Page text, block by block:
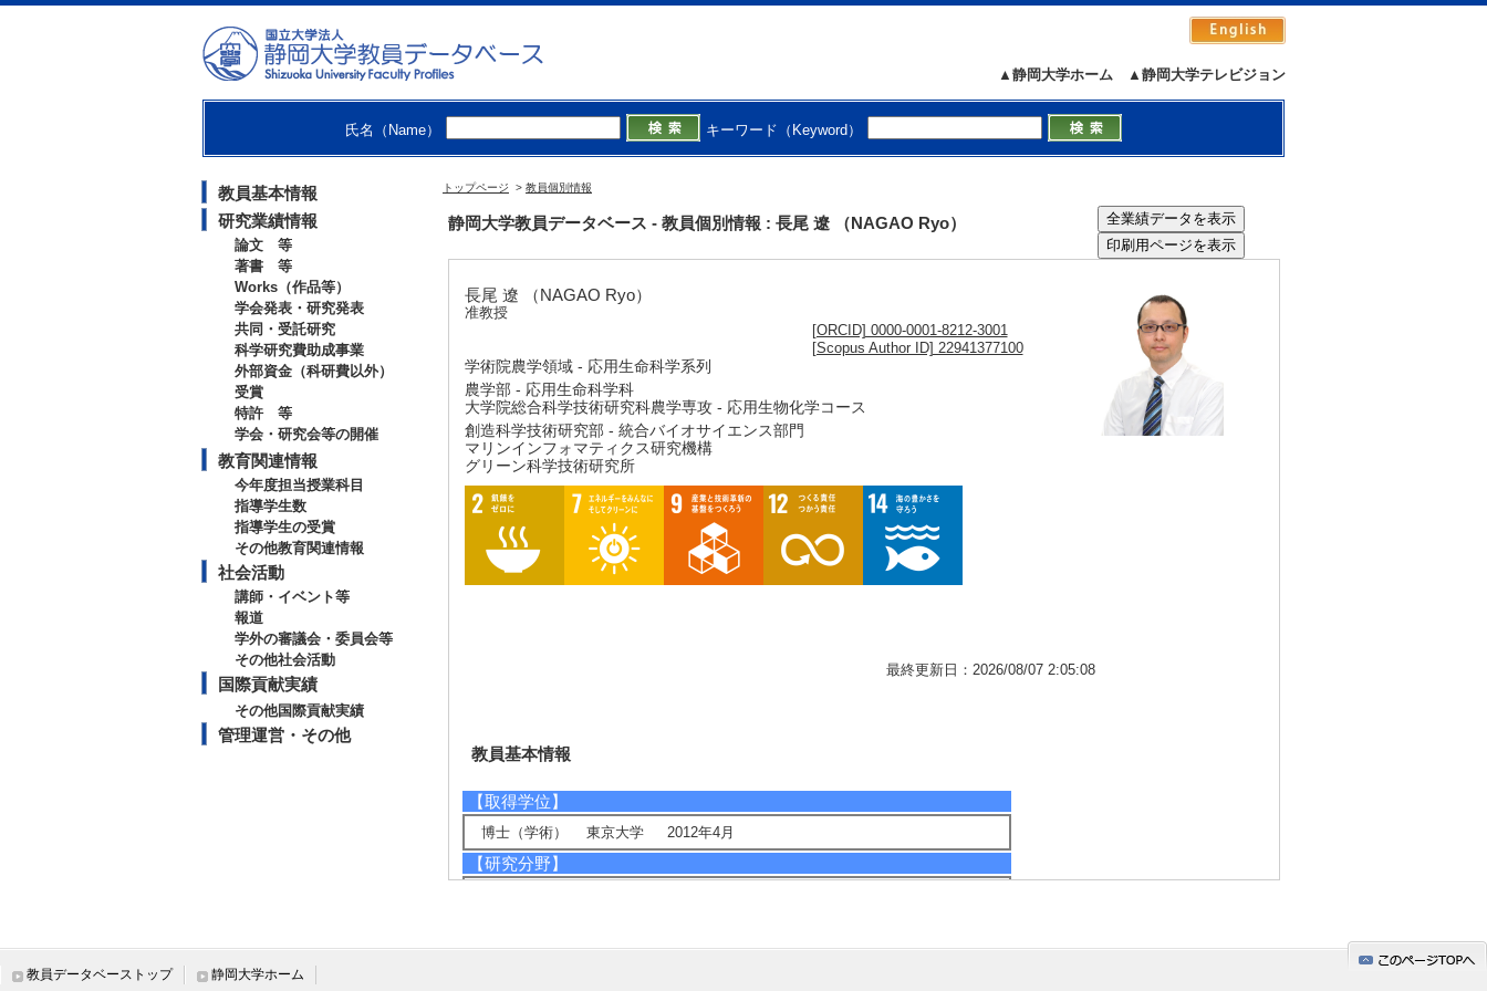
▲静岡大学テレビジョン
▲静岡大学ホーム
氏名（Name） キーワード（Keyword）
教員基本情報
研究業績情報
論文 等
著書 等
Works（作品等）
学会発表・研究発表
共同・受託研究
科学研究費助成事業
外部資金（科研費以外）
受賞
特許 等
学会・研究会等の開催
教育関連情報
今年度担当授業科目
指導学生数
指導学生の受賞
その他教育関連情報
社会活動
講師・イベント等
報道
学外の審議会・委員会等
その他社会活動
国際貢献実績
その他国際貢献実績
管理運営・その他
トップページ > 教員個別情報
静岡大学教員データベース - 教員個別情報 : 長尾 遼 （NAGAO Ryo）
長尾 遼 （NAGAO Ryo）
准教授
[ORCID] 0000-0001-8212-3001
[Scopus Author ID] 22941377100
学術院農学領域 - 応用生命科学系列
農学部 - 応用生命科学科
大学院総合科学技術研究科農学専攻 - 応用生物化学コース
創造科学技術研究部 - 統合バイオサイエンス部門
マリンインフォマティクス研究機構
グリーン科学技術研究所
最終更新日：2026/08/07 2:05:08
教員基本情報
【取得学位】
博士（学術） 東京大学 2012年4月
【研究分野】
教員データベーストップ 静岡大学ホーム